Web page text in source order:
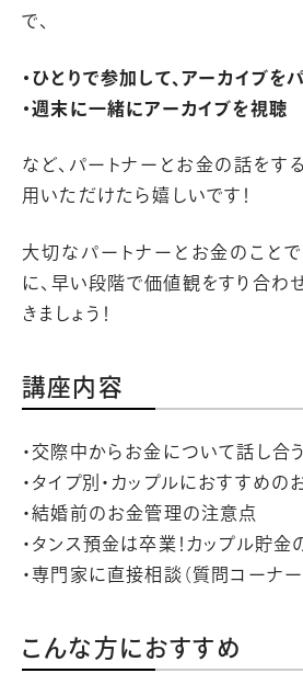
で、
・ひとりで参加して、アーカイブを
・週末に一緒にアーカイブを視聴
など、パートナーとお金の話をす
用いただけたら嬉しいです！
大切なパートナーとお金のこと
に、早い段階で価値観をすり合わ
きましょう！
講座内容
・交際中からお金について話し合う
・タイプ別・カップルにおすすめ
・結婚前のお金管理の注意点
・タンス預金は卒業！カップル貯
・専門家に直接相談（質問コーナー
こんな方におすすめ